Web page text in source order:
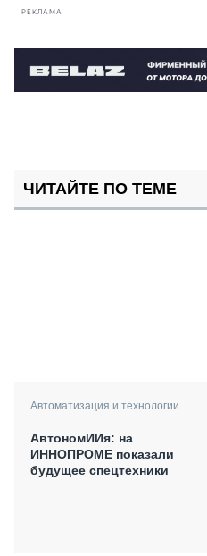
РЕКЛАМА
ЧИТАЙТЕ ПО ТЕМЕ
Автоматизация и технологии
АвтономИИя: на
ИННОПРОМЕ показали
будущее спецтехники